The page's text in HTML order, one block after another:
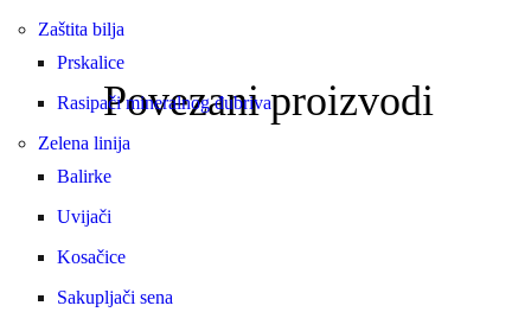
Zaštita bilja
Prskalice
Rasipači mineralnog đubriva
Zelena linija
Balirke
Uvijači
Kosačice
Sakupljači sena
Povezani proizvodi